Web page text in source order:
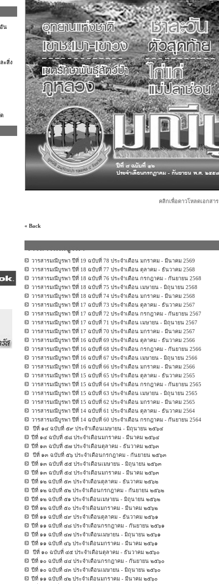
น
ะสิ่ง
คลิกเพื่อดาวโหลดเอกสาร
« Back
วารสารมณีบูรพา ปีที่ 19 ฉบับที่ 78 ประจำเดือน มกราคม - มีนาคม 2569
วารสารมณีบูรพา ปีที่ 18 ฉบับที่ 77 ประจำเดือน ตุลาคม - ธันวาคม 2568
วารสารมณีบูรพา ปีที่ 18 ฉบับที่ 76 ประจำเดือน กรกฎาคม - กันยายน 2568
วารสารมณีบูรพา ปีที่ 18 ฉบับที่ 75 ประจำเดือน เมษายน - มิถุนายน 2568
วารสารมณีบูรพา ปีที่ 18 ฉบับที่ 74 ประจำเดือน มกราคม - มีนาคม 2568
วารสารมณีบูรพา ปีที่ 17 ฉบับที่ 73 ประจำเดือน ตุลาคม - ธันวาคม 2567
วารสารมณีบูรพา ปีที่ 17 ฉบับที่ 72 ประจำเดือน กรกฎาคม - กันยายน 2567
วารสารมณีบูรพา ปีที่ 17 ฉบับที่ 71 ประจำเดือน เมษายน - มิถุนายน 2567
วารสารมณีบูรพา ปีที่ 17 ฉบับที่ 70 ประจำเดือน มกราคม - มีนาคม 2567
วารสารมณีบูรพา ปีที่ 16 ฉบับที่ 69 ประจำเดือน ตุลาคม - ธันวาคม 2566
วารสารมณีบูรพา ปีที่ 16 ฉบับที่ 68 ประจำเดือน กรกฎาคม - กันยายน 2566
วารสารมณีบูรพา ปีที่ 16 ฉบับที่ 67 ประจำเดือน เมษายน - มิถุนายน 2566
วารสารมณีบูรพา ปีที่ 16 ฉบับที่ 66 ประจำเดือน มกราคม - มีนาคม 2566
วารสารมณีบูรพา ปีที่ 15 ฉบับที่ 65 ประจำเดือน ตุลาคม - ธันวาคม 2565
วารสารมณีบูรพา ปีที่ 15 ฉบับที่ 64 ประจำเดือน กรกฎาคม - กันยายน 2565
วารสารมณีบูรพา ปีที่ 15 ฉบับที่ 63 ประจำเดือน เมษายน - มิถุนายน 2565
วารสารมณีบูรพา ปีที่ 15 ฉบับที่ 62 ประจำเดือน มกราคม - มีนาคม 2565
วารสารมณีบูรพา ปีที่ 14 ฉบับที่ 61 ประจำเดือน ตุลาคม - ธันวาคม 2564
วารสารมณีบูรพา ปีที่ 14 ฉบับที่ 60 ประจำเดือน กรกฎาคม - กันยายน 2564
ปีที่ ๑๔ ฉบับที่ ๕๙ ประจำเดือนเมษายน - มิถุนายน ๒๕๖๔
ปีที่ ๑๔ ฉบับที่ ๕๘ ประจำเดือนมกราคม - มีนาคม ๒๕๖๔
ปีที่ ๑๓ ฉบับที่ ๕๗ ประจำเดือนตุลาคม - ธันวาคม ๒๕๖๓
ปีที่ ๑๓ ฉบับที่ ๕๖ ประจำเดือนกรกฎาคม - กันยายน ๒๕๖๓
ปีที่ ๑๓ ฉบับที่ ๕๕ ประจำเดือนเมษายน - มิถุนายน ๒๕๖๓
ปีที่ ๑๓ ฉบับที่ ๕๔ ประจำเดือนมกราคม - มีนาคม ๒๕๖๓
ปีที่ ๑๒ ฉบับที่ ๕๓ ประจำเดือนตุลาคม - ธันวาคม ๒๕๖๒
ปีที่ ๑๒ ฉบับที่ ๕๒ ประจำเดือนกรกฎาคม - กันยายน ๒๕๖๒
ปีที่ ๑๒ ฉบับที่ ๕๑ ประจำเดือนเมษายน - มิถุนายน ๒๕๖๒
ปีที่ ๑๒ ฉบับที่ ๕๐ ประจำเดือนมกราคม - มีนาคม ๒๕๖๒
ปีที่ ๑๑ ฉบับที่ ๔๙ ประจำเดือนตุลาคม - ธันวาคม ๒๕๖๑
ปีที่ ๑๑ ฉบับที่ ๔๘ ประจำเดือนกรกฎาคม - กันยายน ๒๕๖๑
ปีที่ ๑๑ ฉบับที่ ๔๗ ประจำเดือนเมษายน - มิถุนายน ๒๕๖๑
ปีที่ ๑๑ ฉบับที่ ๔๖ ประจำเดือนมกราคม - มีนาคม ๒๕๖๑
ปีที่ ๑๐ ฉบับที่ ๔๕ ประจำเดือนตุลาคม - ธันวาคม ๒๕๖๐
ปีที่ ๑๐ ฉบับที่ ๔๔ ประจำเดือนกรกฎาคม - กันยายน ๒๕๖๐
ปีที่ ๑๐ ฉบับที่ ๔๓ ประจำเดือนเมษายน - มิถุนายน ๒๕๖๐
ปีที่ ๑๑ ฉบับที่ ๔๒ ประจำเดือนมกราคม - มีนาคม ๒๕๖๐